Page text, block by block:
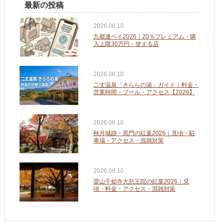
最新の投稿
2026.08.10.
九都連ペイ2026｜20％プレミアム・購
入上限30万円・使える店
2026.08.10.
二丈温泉「きららの湯」ガイド｜料金・
営業時間・プール・アクセス【2026】
2026.08.10.
秋月城跡・黒門の紅葉2026｜見頃・駐
車場・アクセス・混雑対策
2026.08.10.
雷山千如寺大悲王院の紅葉2026｜見
頃・料金・アクセス・混雑対策